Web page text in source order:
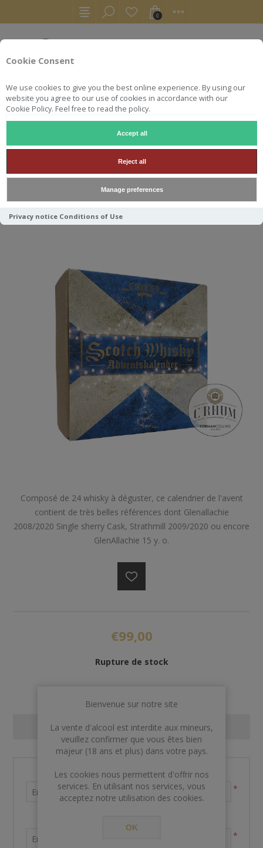
Cookie Consent
We use cookies to give you the best online experience. By using our
website you agree to our use of cookies in accordance with our
Cookie Policy. Feel free to read the policy.
Accept all
Reject all
Manage preferences
Privacy notice Conditions of Use
0
WHISKY ADVENT CALENDAR
2022
Composé de 24 whisky à déguster, ce calendrier de l'avent
contient de très belles références dont Glenallachie
2008/2020 Single sherry Cask, Strathmill 2009/2020 ou encore
GlenAllachie 15 y. o.
€99,00
Rupture de stock
CONTACT US
Nom et prénom
*
*
Bienvenue sur notre site
La vente d'alcool est interdite aux mineurs,
veuillez confirmer que vous êtes bien
majeur (18 ans et plus) dans votre pays.
Les cookies nous permettent d'offrir nos
services. En utilisant nos services, vous
acceptez notre utilisation des cookies.
OK